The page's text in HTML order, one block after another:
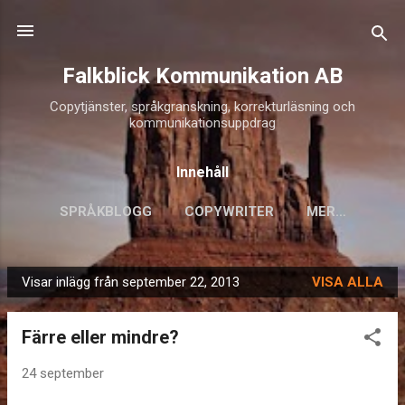
Falkblick Kommunikation AB
Copytjänster, språkgranskning, korrekturläsning och
kommunikationsuppdrag
Innehåll
SPRÅKBLOGG COPYWRITER MER…
I
n
Visar inlägg från september 22, 2013 VISA ALLA
Färre eller mindre?
24 september